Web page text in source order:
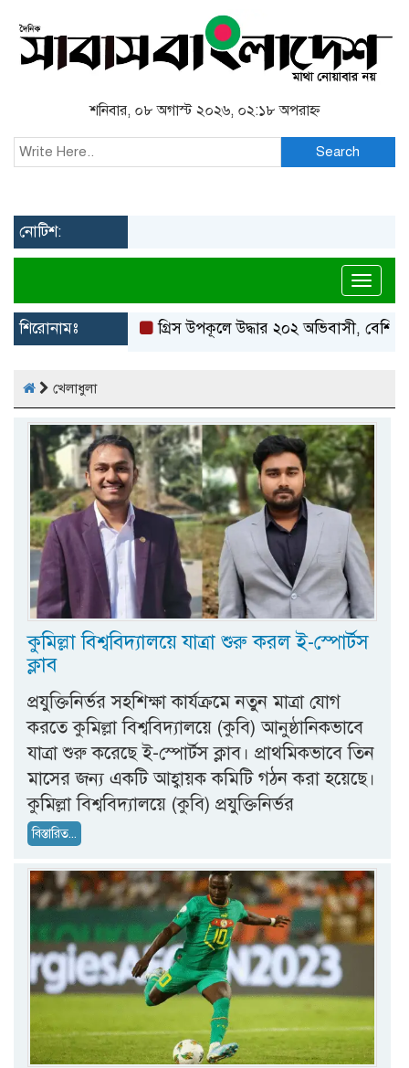
শনিবার, ০৮ অগাস্ট ২০২৬, ০২:১৮ অপরাহ্ন
Search
নোটিশ:
শিরোনামঃ গ্রিস উপকূলে উদ্ধার ২০২ অভিবাসী, বেশিরভাগই
খেলাধুলা
কুমিল্লা বিশ্ববিদ্যালয়ে যাত্রা শুরু করল ই-স্পোর্টস
ক্লাব
প্রযুক্তিনির্ভর সহশিক্ষা কার্যক্রমে নতুন মাত্রা যোগ
করতে কুমিল্লা বিশ্ববিদ্যালয়ে (কুবি) আনুষ্ঠানিকভাবে
যাত্রা শুরু করেছে ই-স্পোর্টস ক্লাব। প্রাথমিকভাবে তিন
মাসের জন্য একটি আহ্বায়ক কমিটি গঠন করা হয়েছে।
কুমিল্লা বিশ্ববিদ্যালয়ে (কুবি) প্রযুক্তিনির্ভর
বিস্তারিত...